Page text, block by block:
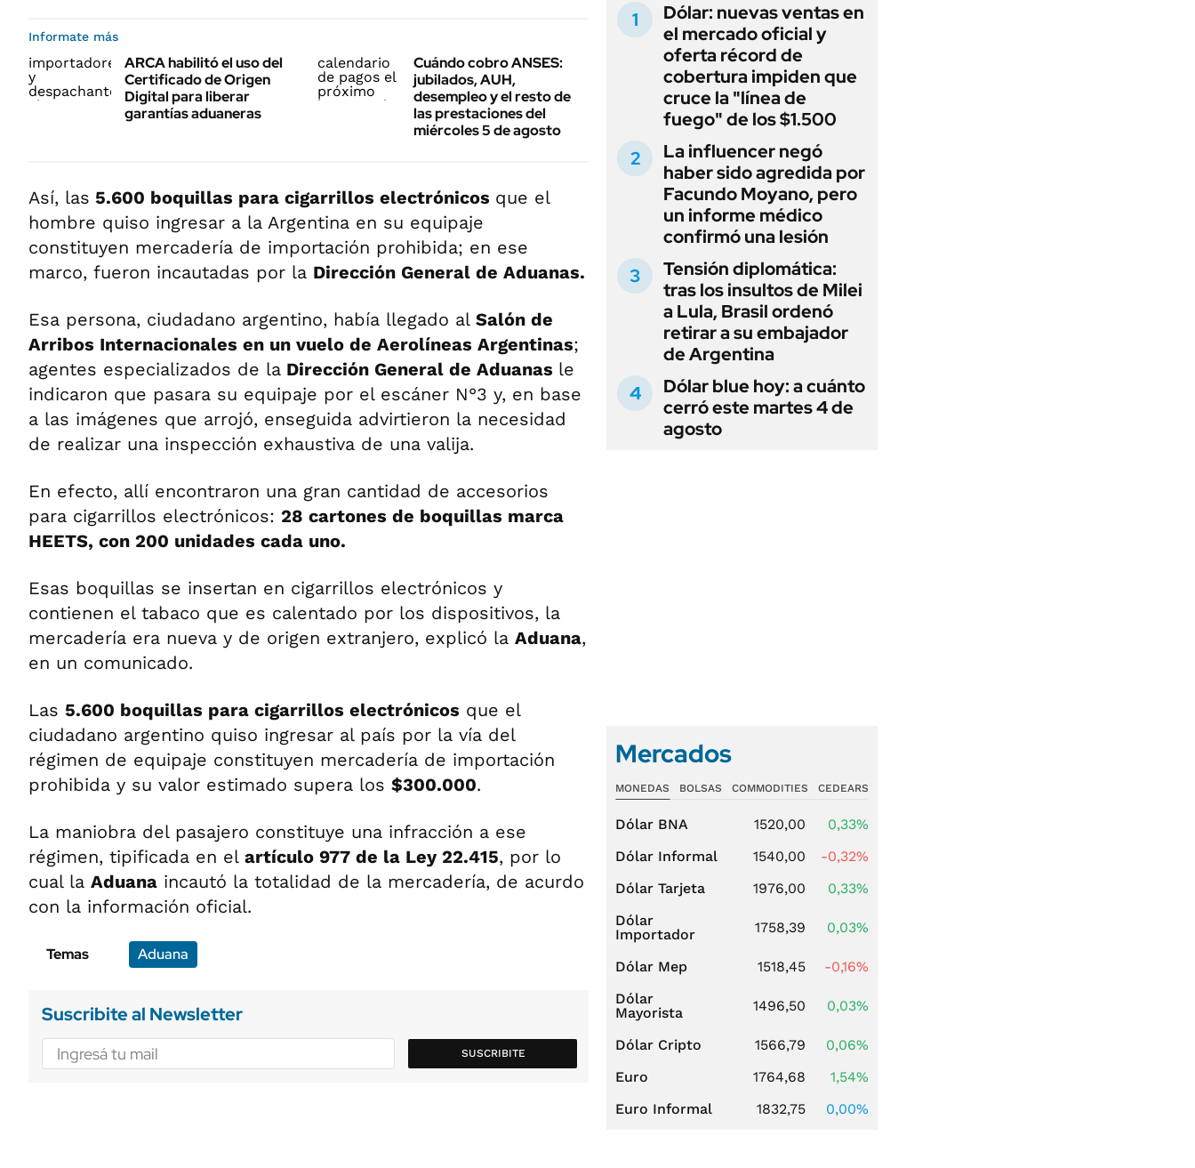
Informate más
ARCA habilitó el uso del
Certificado de Origen
Digital para liberar
garantías aduaneras
Cuándo cobro ANSES:
jubilados, AUH,
desempleo y el resto de
las prestaciones del
miércoles 5 de agosto
Así, las 5.600 boquillas para cigarrillos electrónicos que el
hombre quiso ingresar a la Argentina en su equipaje
constituyen mercadería de importación prohibida; en ese
marco, fueron incautadas por la Dirección General de Aduanas.
Esa persona, ciudadano argentino, había llegado al Salón de
Arribos Internacionales en un vuelo de Aerolíneas Argentinas;
agentes especializados de la Dirección General de Aduanas le
indicaron que pasara su equipaje por el escáner N°3 y, en base
a las imágenes que arrojó, enseguida advirtieron la necesidad
de realizar una inspección exhaustiva de una valija.
En efecto, allí encontraron una gran cantidad de accesorios
para cigarrillos electrónicos: 28 cartones de boquillas marca
HEETS, con 200 unidades cada uno.
Esas boquillas se insertan en cigarrillos electrónicos y
contienen el tabaco que es calentado por los dispositivos, la
mercadería era nueva y de origen extranjero, explicó la Aduana,
en un comunicado.
Las 5.600 boquillas para cigarrillos electrónicos que el
ciudadano argentino quiso ingresar al país por la vía del
régimen de equipaje constituyen mercadería de importación
prohibida y su valor estimado supera los $300.000.
La maniobra del pasajero constituye una infracción a ese
régimen, tipificada en el artículo 977 de la Ley 22.415, por lo
cual la Aduana incautó la totalidad de la mercadería, de acurdo
con la información oficial.
Temas Aduana
Suscribite al Newsletter
SUSCRIBITE
Dólar: nuevas ventas en
el mercado oficial y
oferta récord de
cobertura impiden que
cruce la "línea de
fuego" de los $1.500
La influencer negó
haber sido agredida por
Facundo Moyano, pero
un informe médico
confirmó una lesión
Tensión diplomática:
tras los insultos de Milei
a Lula, Brasil ordenó
retirar a su embajador
de Argentina
Dólar blue hoy: a cuánto
cerró este martes 4 de
agosto
Mercados
MONEDAS BOLSAS COMMODITIES CEDEARS
Dólar BNA 1520,00
0,33%
Dólar Informal
1540,00
-0,32%
Dólar Tarjeta
1976,00
0,33%
Dólar
Importador
1758,39 0,03%
Dólar Mep 1518,45
-0,16%
Dólar
Mayorista
1496,50 0,03%
Dólar Cripto 1566,79
0,06%
Euro
1764,68
1,54%
Euro Informal
1832,75 0,00%